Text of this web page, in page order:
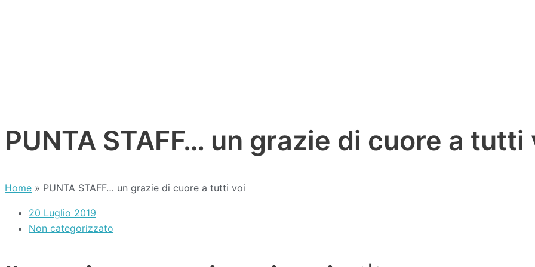
PUNTA STAFF… un grazie di cuore a tutti
Home » PUNTA STAFF… un grazie di cuore a tutti voi
20 Luglio 2019
Non categorizzato